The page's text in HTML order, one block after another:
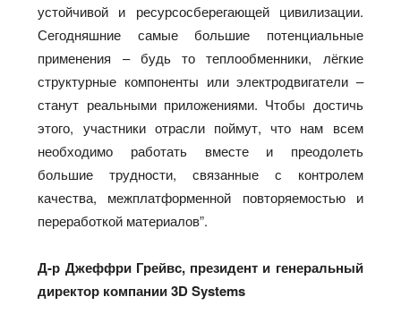
устойчивой и ресурсосберегающей цивилизации.
Сегодняшние самые большие потенциальные
применения – будь то теплообменники, лёгкие
структурные компоненты или электродвигатели –
станут реальными приложениями. Чтобы достичь
этого, участники отрасли поймут, что нам всем
необходимо работать вместе и преодолеть
большие трудности, связанные с контролем
качества, межплатформенной повторяемостью и
переработкой материалов”.
Д-р Джеффри Грейвс, президент и генеральный
директор компании 3D Systems